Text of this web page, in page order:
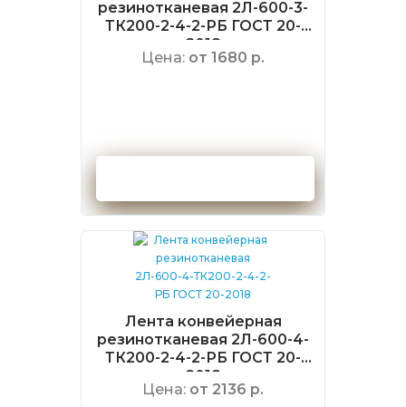
резинотканевая 2Л-600-3-
ТК200-2-4-2-РБ ГОСТ 20-
2018
Цена: от 1680 р.
Лента конвейерная
резинотканевая 2Л-600-4-
ТК200-2-4-2-РБ ГОСТ 20-
2018
Цена: от 2136 р.